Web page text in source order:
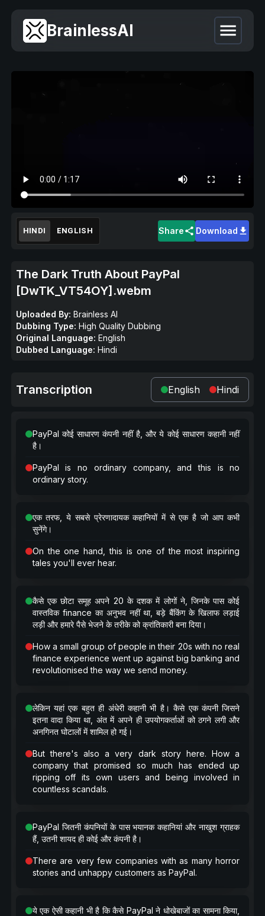
BrainlessAI
HINDI ENGLISH Share Download
The Dark Truth About PayPal
[DwTK_VT54OY].webm
Uploaded By: Brainless AI
Dubbing Type: High Quality Dubbing
Original Language: English
Dubbed Language: Hindi
Transcription English Hindi
PayPal कोई साधारण कंपनी नहीं है, और ये कोई साधारण कहानी नहीं
है।
PayPal is no ordinary company, and this is no
ordinary story.
एक तरफ, ये सबसे प्रेरणादायक कहानियों में से एक है जो आप कभी
सुनेंगे।
On the one hand, this is one of the most inspiring
tales you'll ever hear.
कैसे एक छोटा समूह अपने 20 के दशक में लोगों ने, जिनके पास कोई
वास्तविक finance का अनुभव नहीं था, बड़े बैंकिंग के खिलाफ लड़ाई
लड़ी और हमारे पैसे भेजने के तरीके को क्रांतिकारी बना दिया।
How a small group of people in their 20s with no real
finance experience went up against big banking and
revolutionised the way we send money.
लेकिन यहां एक बहुत ही अंधेरी कहानी भी है। कैसे एक कंपनी जिसने
इतना वादा किया था, अंत में अपने ही उपयोगकर्ताओं को ठगने लगी और
अनगिनत घोटालों में शामिल हो गई।
But there's also a very dark story here. How a
company that promised so much has ended up
ripping off its own users and being involved in
countless scandals.
PayPal जितनी कंपनियों के पास भयानक कहानियां और नाखुश ग्राहक
हैं, उतनी शायद ही कोई और कंपनी है।
There are very few companies with as many horror
stories and unhappy customers as PayPal.
ये एक ऐसी कहानी भी है कि कैसे PayPal ने धोखेबाजों का सामना किया,